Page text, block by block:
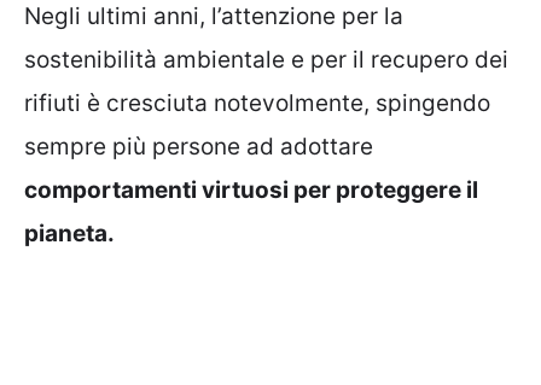
Negli ultimi anni, l’attenzione per la
sostenibilità ambientale e per il recupero dei
rifiuti è cresciuta notevolmente, spingendo
sempre più persone ad adottare
comportamenti virtuosi per proteggere il
pianeta.